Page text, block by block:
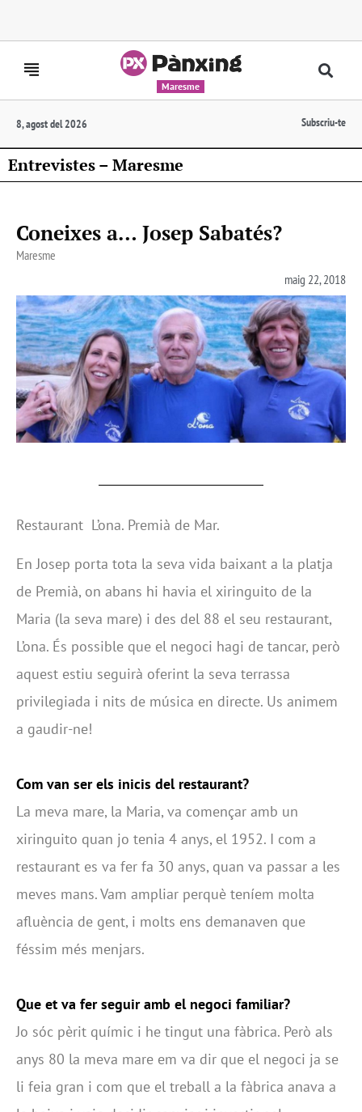
Maresme
8, agost del 2026 Subscriu-te
Entrevistes – Maresme
Coneixes a… Josep Sabatés?
Maresme
maig 22, 2018
Restaurant L’ona. Premià de Mar.
En Josep porta tota la seva vida baixant a la platja
de Premià, on abans hi havia el xiringuito de la
Maria (la seva mare) i des del 88 el seu restaurant,
L’ona. És possible que el negoci hagi de tancar, però
aquest estiu seguirà oferint la seva terrassa
privilegiada i nits de música en directe. Us animem
a gaudir-ne!
Com van ser els inicis del restaurant?
La meva mare, la Maria, va començar amb un
xiringuito quan jo tenia 4 anys, el 1952. I com a
restaurant es va fer fa 30 anys, quan va passar a les
meves mans. Vam ampliar perquè teníem molta
afluència de gent, i molts ens demanaven que
féssim més menjars.
Que et va fer seguir amb el negoci familiar?
Jo sóc pèrit químic i he tingut una fàbrica. Però als
anys 80 la meva mare em va dir que el negoci ja se
li feia gran i com que el treball a la fàbrica anava a